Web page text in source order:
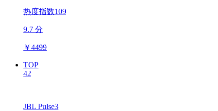
热度指数109
9.7 分
￥4499
TOP
42
JBL Pulse3